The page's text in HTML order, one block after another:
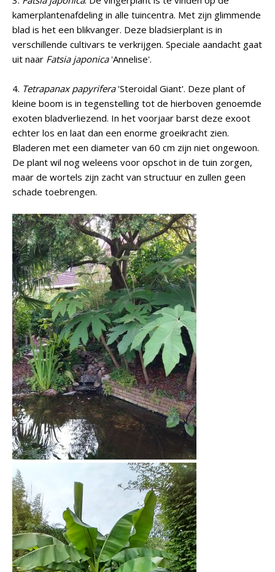
kamerplantenafdeling in alle tuincentra. Met zijn glimmende
blad is het een blikvanger. Deze bladsierplant is in
verschillende cultivars te verkrijgen. Speciale aandacht gaat
uit naar Fatsia japonica'Annelise'.
4. Tetrapanax papyrifera'Steroidal Giant'. Deze plant of
kleine boom is in tegenstelling tot de hierboven genoemde
exoten bladverliezend. In het voorjaar barst deze exoot
echter los en laat dan een enorme groeikracht zien.
Bladeren met een diameter van 60 cm zijn niet ongewoon.
De plant wil nog weleens voor opschot in de tuin zorgen,
maar de wortels zijn zacht van structuur en zullen geen
schade toebrengen.